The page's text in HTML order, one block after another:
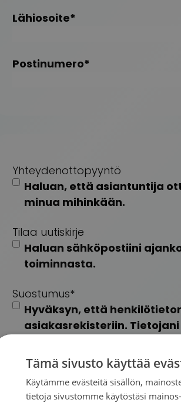
Lähiosoite*
Postinumero*
Yhteydenottopyyntö
Haluan, että asiantuntija
minua mihinkään.
Tilaa uutiskirje
Haluan sähköpostiini
toiminnasta.
Suostumus*
Hyväksyn, että
asiakasrekisteriin.
Käsittelemme henkilötietojasi
Tämä sivusto käyttää
Käytämme evästeitä sisällön,
tietoja sivustomme käytöstäsi